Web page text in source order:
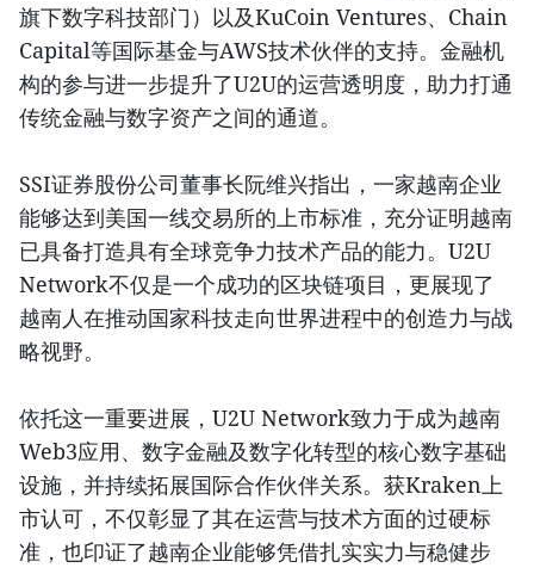
旗下数字科技部门）以及KuCoin Ventures、Chain
Capital等国际基金与AWS技术伙伴的支持。金融机
构的参与进一步提升了U2U的运营透明度，助力打通
传统金融与数字资产之间的通道。
SSI证券股份公司董事长阮维兴指出，一家越南企业
能够达到美国一线交易所的上市标准，充分证明越南
已具备打造具有全球竞争力技术产品的能力。U2U
Network不仅是一个成功的区块链项目，更展现了
越南人在推动国家科技走向世界进程中的创造力与战
略视野。
依托这一重要进展，U2U Network致力于成为越南
Web3应用、数字金融及数字化转型的核心数字基础
设施，并持续拓展国际合作伙伴关系。获Kraken上
市认可，不仅彰显了其在运营与技术方面的过硬标
准，也印证了越南企业能够凭借扎实实力与稳健步